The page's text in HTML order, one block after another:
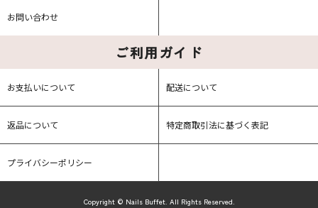
お問い合わせ
ご利用ガイド
お支払いについて 配送について
返品について 特定商取引法に基づく表記
プライバシーポリシー
Copyright © Nails Buffet. All Rights Reserved.